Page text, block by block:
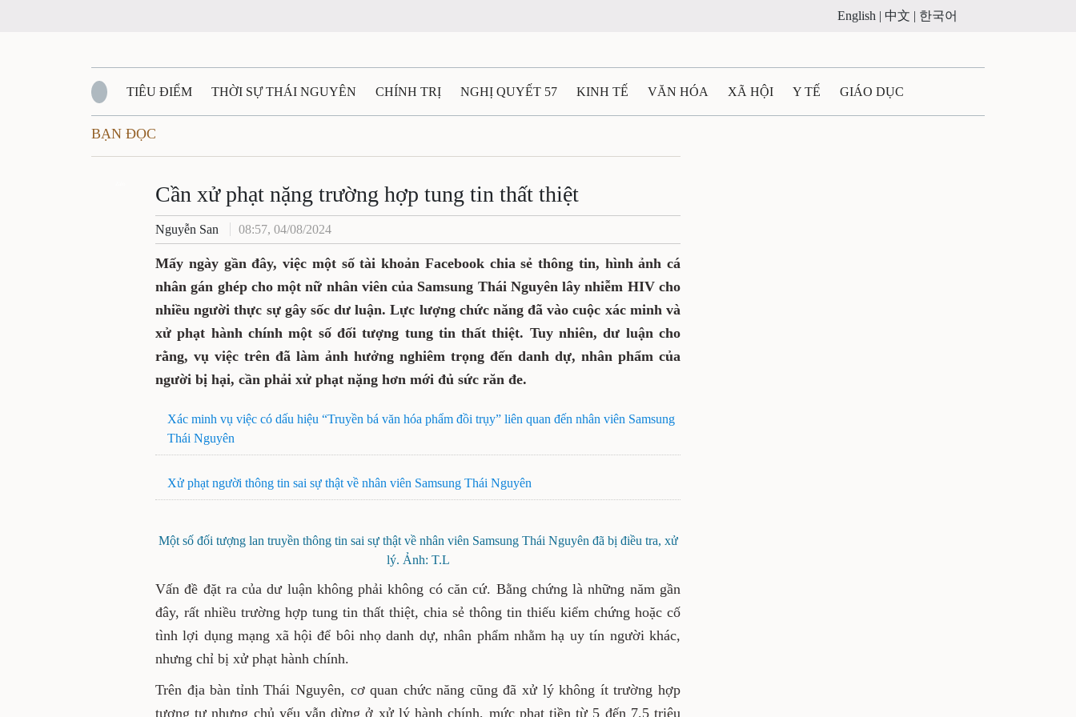
English | 中文 | 한국어
TIÊU ĐIỂM THỜI SỰ THÁI NGUYÊN CHÍNH TRỊ NGHỊ QUYẾT 57 KINH TẾ VĂN HÓA XÃ HỘI Y TẾ GIÁO DỤC
QUỐC PHÒNG - AN NINH
QUÊ HƯƠNG - ĐẤT NƯỚC QUỐC TẾ TÀI NGUYÊN - MÔI TRƯỜNG THỂ THAO
VĂN BẢN, CHÍNH SÁCH MỚI VĂN NGHỆ THÁI NGUYÊN
BẠN ĐỌC
Cần xử phạt nặng trường hợp tung tin thất thiệt
Nguyễn San 08:57, 04/08/2024
Mấy ngày gần đây, việc một số tài khoản Facebook chia sẻ thông tin, hình ảnh cá
nhân gán ghép cho một nữ nhân viên của Samsung Thái Nguyên lây nhiễm HIV cho
nhiều người thực sự gây sốc dư luận. Lực lượng chức năng đã vào cuộc xác minh và
xử phạt hành chính một số đối tượng tung tin thất thiệt. Tuy nhiên, dư luận cho
rằng, vụ việc trên đã làm ảnh hưởng nghiêm trọng đến danh dự, nhân phẩm của
người bị hại, cần phải xử phạt nặng hơn mới đủ sức răn đe.
Xác minh vụ việc có dấu hiệu “Truyền bá văn hóa phẩm đồi trụy” liên quan đến nhân viên Samsung
Thái Nguyên
Xử phạt người thông tin sai sự thật về nhân viên Samsung Thái Nguyên
Một số đối tượng lan truyền thông tin sai sự thật về nhân viên Samsung Thái Nguyên đã bị điều tra, xử
lý. Ảnh: T.L
Vấn đề đặt ra của dư luận không phải không có căn cứ. Bằng chứng là những năm gần
đây, rất nhiều trường hợp tung tin thất thiệt, chia sẻ thông tin thiếu kiểm chứng hoặc cố
tình lợi dụng mạng xã hội để bôi nhọ danh dự, nhân phẩm nhằm hạ uy tín người khác,
nhưng chỉ bị xử phạt hành chính.
Trên địa bàn tỉnh Thái Nguyên, cơ quan chức năng cũng đã xử lý không ít trường hợp
tương tự nhưng chủ yếu vẫn dừng ở xử lý hành chính, mức phạt tiền từ 5 đến 7,5 triệu